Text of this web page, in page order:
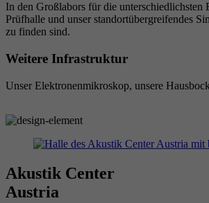
In den Großlabors für die unterschiedlichsten
Prüfhalle und unser standortübergreifendes
zu finden sind.
Weitere Infrastruktur
Unser Elektronenmikroskop, unsere
Akustik Center
Austria